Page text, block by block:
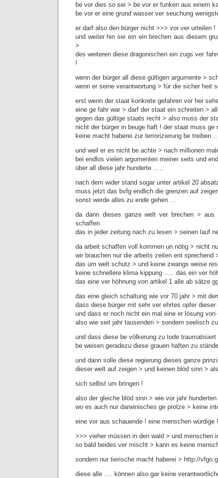
be vor dies so sei > be vor er funken aus einem
be vor er eine grund wasser ver seuchung
er darf also den bürger nicht >>> vor ver urteilen !
und weiter hin sei ein ein brechen aus diesem
>
des weiteren diese dragonischen ein zugs ver
!
wenn der bürger all diese gültigen argumente >
wenn er seine verantwortung > für die sicher heit
erst wenn der staat konkrete gefahren vor her
eine ge fahr war > darf der staat ein schreiten >
gegen das gültige staats recht > also muss der
nicht der bürger in beuge haft ! der staat muss
keine macht haberei zur terrorizierung be treiben
und weil er es nicht be achte > nach millionen
bei endlos vielen argumenten meiner seits und
über all diese jahr hunderte …..
nach dem wider stand sogar unter artikel 20
muss jetzt das bvfg endlich die grenzen auf
sonst werde alles zu ende gehen …
da dann dieses ganze welt ver brechen > aus
schaffen
das in jeder zeitung nach zu lesen > seinen lauf
da arbeit schaffen voll kommen un nötig > nicht
wir brauchen nur die arbeits zeiten ent sprechend
das um welt schutz > und keine zwangs weise
keine schnellere klima kippung ….. das ein ver
das eine ver höhnung von artikel 1 alle ab sätze
das eine gleich schaltung wie vor 70 jahr > mit
dass diese bürger mit sehr ver ehrtes opfer
und dass er noch nicht ein mal eine er lösung
also wie seit jahr tausenden > sondern seelisch
und dass diese be völkerung zu tode
be weisen geradezu diese grauen haften zu
und dann solle diese regierung dieses ganze
dieser welt auf zeigen > und keinen blöd sinn >
sich selbst um bringen !
also der gleiche blöd sinn > wie vor jahr
wo es auch nur darwinisches ge protze > keine
eine vor aus schauende ! eine menschen würdige !
>>> vieher müssen in den wald > und menschen
so bald beides ver mischt > kann es keine
sondern nur tierische macht haberei > http://
diese alle …. können also gar keine